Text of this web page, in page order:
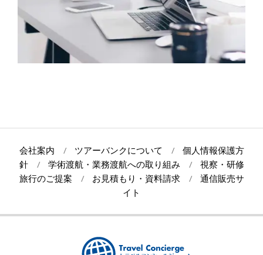
09-
会社案内
ツアーバンクについて
個人情報保護方
針
学術渡航・業務渡航への取り組み
視察・研修
旅行のご提案
お見積もり・資料請求
通信販売サ
イト